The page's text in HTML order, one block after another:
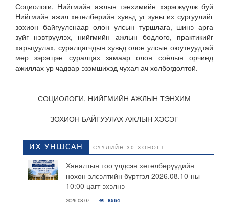
Социологи, Нийгмийн ажлын тэнхимийн хэрэгжүүлж буй
Нийгмийн ажил хөтөлбөрийн хувьд уг зуны их сургуулийг
зохион байгуулснаар олон улсын туршлага, шинэ арга
зүйг нэвтрүүлэх, нийгмийн ажлын бодлого, практикийг
харьцуулах, суралцагчдын хувьд олон улсын оюутнуудтай
мөр зэрэгцэн суралцах замаар олон соёлын орчинд
ажиллах ур чадвар эзэмшихэд чухал ач холбогдолтой.
СОЦИОЛОГИ, НИЙГМИЙН АЖЛЫН ТЭНХИМ
ЗОХИОН БАЙГУУЛАХ АЖЛЫН ХЭСЭГ
ИХ УНШСАН СҮҮЛИЙН 30 ХОНОГТ
Хяналтын тоо үлдсэн хөтөлбөрүүдийн
нөхөн элсэлтийн бүртгэл 2026.08.10-ны
10:00 цагт эхэлнэ
2026-08-07 8564